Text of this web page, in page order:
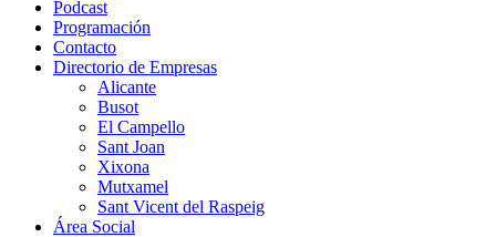
Podcast
Programación
Contacto
Directorio de Empresas
Alicante
Busot
El Campello
Sant Joan
Xixona
Mutxamel
Sant Vicent del Raspeig
Área Social